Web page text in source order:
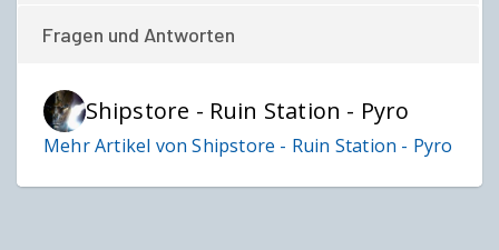
Fragen und Antworten
Shipstore - Ruin Station - Pyro
Mehr Artikel von Shipstore - Ruin Station - Pyro